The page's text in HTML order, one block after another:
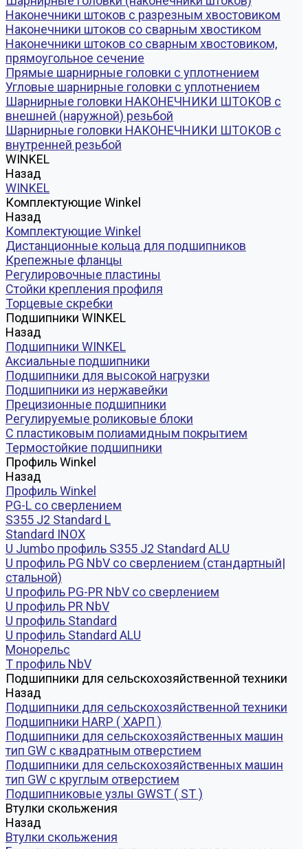
Наконечники штоков с разрезным хвостовиком
Наконечники штоков со сварным хвостиком
Наконечники штоков со сварным хвостовиком,
прямоугольное сечение
Прямые шарнирные головки с уплотнением
Угловые шарнирные головки с уплотнением
Шарнирные головки НАКОНЕЧНИКИ ШТОКОВ с
внешней (наружной) резьбой
Шарнирные головки НАКОНЕЧНИКИ ШТОКОВ с
внутренней резьбой
WINKEL
Назад
WINKEL
Комплектующие Winkel
Назад
Комплектующие Winkel
Дистанционные кольца для подшипников
Крепежные фланцы
Регулировочные пластины
Стойки крепления профиля
Торцевые скребки
Подшипники WINKEL
Назад
Подшипники WINKEL
Аксиальные подшипники
Подшипники для высокой нагрузки
Подшипники из нержавейки
Прецизионные подшипники
Регулируемые роликовые блоки
С пластиковым полиамидным покрытием
Термостойкие подшипники
Профиль Winkel
Назад
Профиль Winkel
PG-L со сверлением
S355 J2 Standard L
Standard INOX
U Jumbo профиль S355 J2 Standard ALU
U профиль PG NbV со сверлением (стандартный|
стальной)
U профиль PG-PR NbV со сверлением
U профиль PR NbV
U профиль Standard
U профиль Standard ALU
Монорельс
Т профиль NbV
Подшипники для сельскохозяйственной техники
Назад
Подшипники для сельскохозяйственной техники
Подшипники HARP ( ХАРП )
Подшипники для сельскохозяйственных машин
тип GW с квадратным отверстием
Подшипники для сельскохозяйственных машин
тип GW с круглым отверстием
Подшипниковые узлы GWST ( ST )
Втулки скольжения
Назад
Втулки скольжения